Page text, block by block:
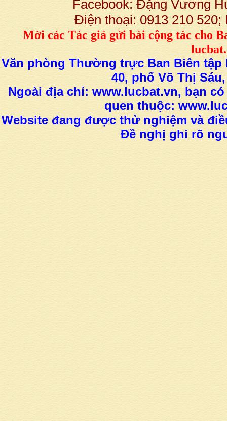
Facebook: Đặng Vương
Điện thoại: 0913 210
Mời các Tác giả gửi bàicộng tác cho
Văn phòng Thường trực Ban Biên tập
40, phố Võ Thị
Ngoài địa chỉ: www.lucbat.vn, bạn
quen thuộc:
Website đang được thử nghiệm và
Đề nghị ghi rõ